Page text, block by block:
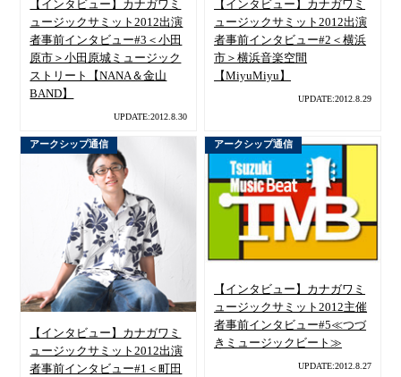
【インタビュー】カナガワミ
ュージックサミット2012出演
者事前インタビュー#3＜小田
原市＞小田原城ミュージック
ストリート【NANA＆金山
BAND】
UPDATE:2012.8.30
【インタビュー】カナガワミ
ュージックサミット2012出演
者事前インタビュー#2＜横浜
市＞横浜音楽空間
【MiyuMiyu】
UPDATE:2012.8.29
アークシップ通信
【インタビュー】カナガワミ
ュージックサミット2012出演
者事前インタビュー#1＜町田
アークシップ通信
【インタビュー】カナガワミ
ュージックサミット2012主催
者事前インタビュー#5≪つづ
きミュージックビート≫
UPDATE:2012.8.27